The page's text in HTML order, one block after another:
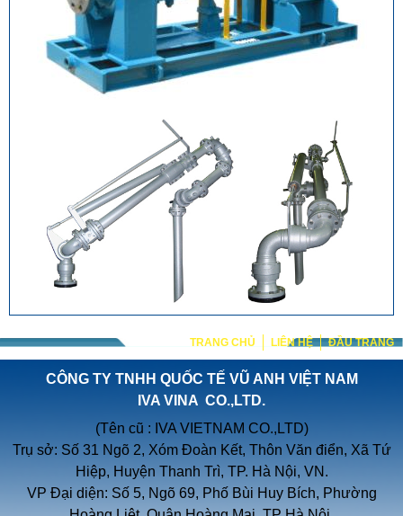
TRANG CHỦ LIÊN HỆ ĐẦU TRANG
CÔNG TY TNHH QUỐC TẾ VŨ ANH VIỆT NAM
IVA VINA CO.,LTD.
(Tên cũ : IVA VIETNAM CO.,LTD)
Trụ sở: Số 31 Ngõ 2, Xóm Đoàn Kết, Thôn Văn điển, Xã Tứ
Hiệp, Huyện Thanh Trì, TP. Hà Nội, VN.
VP Đại diện: Số 5, Ngõ 69, Phố Bùi Huy Bích, Phường